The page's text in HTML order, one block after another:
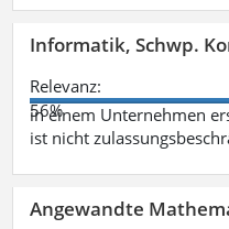
Informatik, Schwp.
Relevanz:
56%
in einem Unternehmen
ist nicht
Angewandte